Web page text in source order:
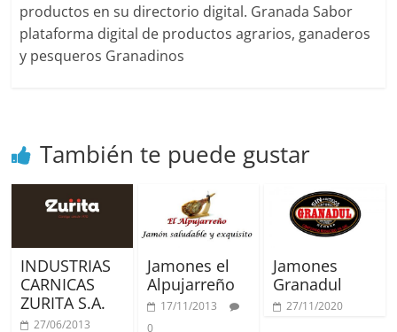
productos en su directorio digital. Granada Sabor
plataforma digital de productos agrarios, ganaderos
y pesqueros Granadinos
También te puede gustar
INDUSTRIAS
CARNICAS
ZURITA S.A.
27/06/2013
Jamones el
Alpujarreño
17/11/2013
0
Jamones
Granadul
27/11/2020